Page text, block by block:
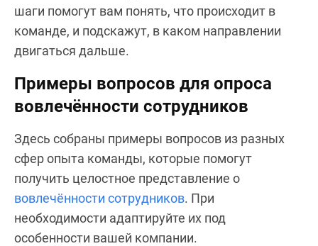
шаги помогут вам понять, что происходит в
команде, и подскажут, в каком направлении
двигаться дальше.
Примеры вопросов для опроса
вовлечённости сотрудников
Здесь собраны примеры вопросов из разных
сфер опыта команды, которые помогут
получить целостное представление о
вовлечённости сотрудников. При
необходимости адаптируйте их под
особенности вашей компании.